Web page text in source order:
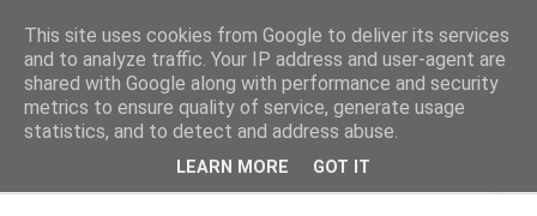
This site uses cookies from Google to deliver its services
and to analyze traffic. Your IP address and user-agent are
shared with Google along with performance and security
metrics to ensure quality of service, generate usage
statistics, and to detect and address abuse.
LEARN MORE GOT IT